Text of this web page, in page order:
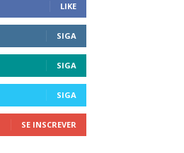
LIKE
SIGA
SIGA
SIGA
SE INSCREVER